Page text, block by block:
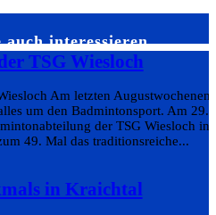
auch interessieren…
TSG Wiesloch
Am letzten
um den Badmintonsport. Am 29.
der TSG Wiesloch in
49. Mal das traditionsreiche...
in Kraichtal